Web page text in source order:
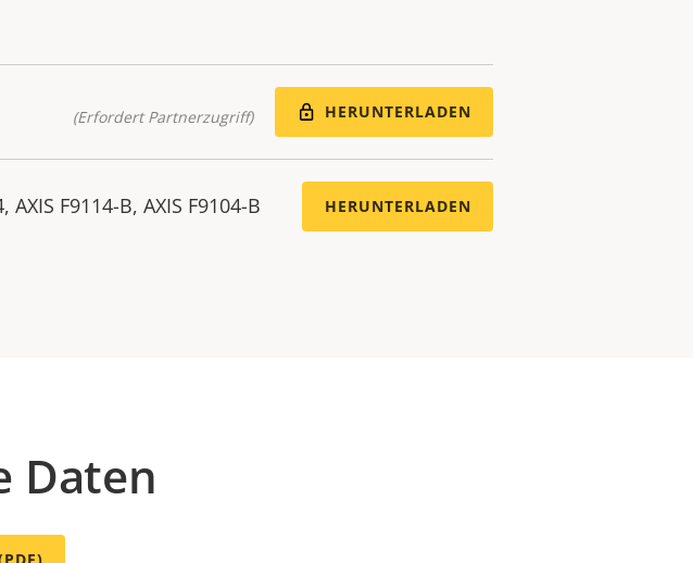
(Erfordert Partnerzugriff) HERUNTERLADEN
F9114-B, AXIS F9104-B HERUNTERLADEN
Daten